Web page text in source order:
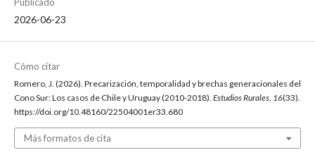
2026-06-23
Cómo citar
Romero, J. (2026). Precarización, temporalidad y brechas generacionales del
Cono Sur: Los casos de Chile y Uruguay (2010-2018). Estudios Rurales, 16(33).
https://doi.org/10.48160/22504001er33.680
Más formatos de cita